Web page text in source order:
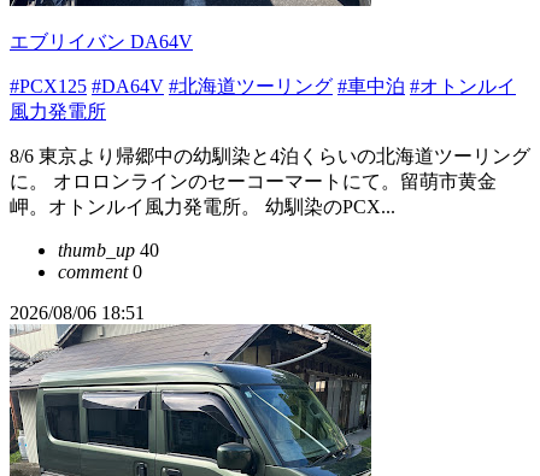
エブリイバン DA64V
#PCX125 #DA64V #北海道ツーリング #車中泊 #オトンルイ
風力発電所
8/6 東京より帰郷中の幼馴染と4泊くらいの北海道ツーリング
に。 オロロンラインのセーコーマートにて。留萌市黄金
岬。オトンルイ風力発電所。 幼馴染のPCX...
thumb_up 40
comment0
2026/08/06 18:51